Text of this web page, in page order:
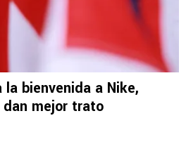
bienvenida a Nike,
mejor trato